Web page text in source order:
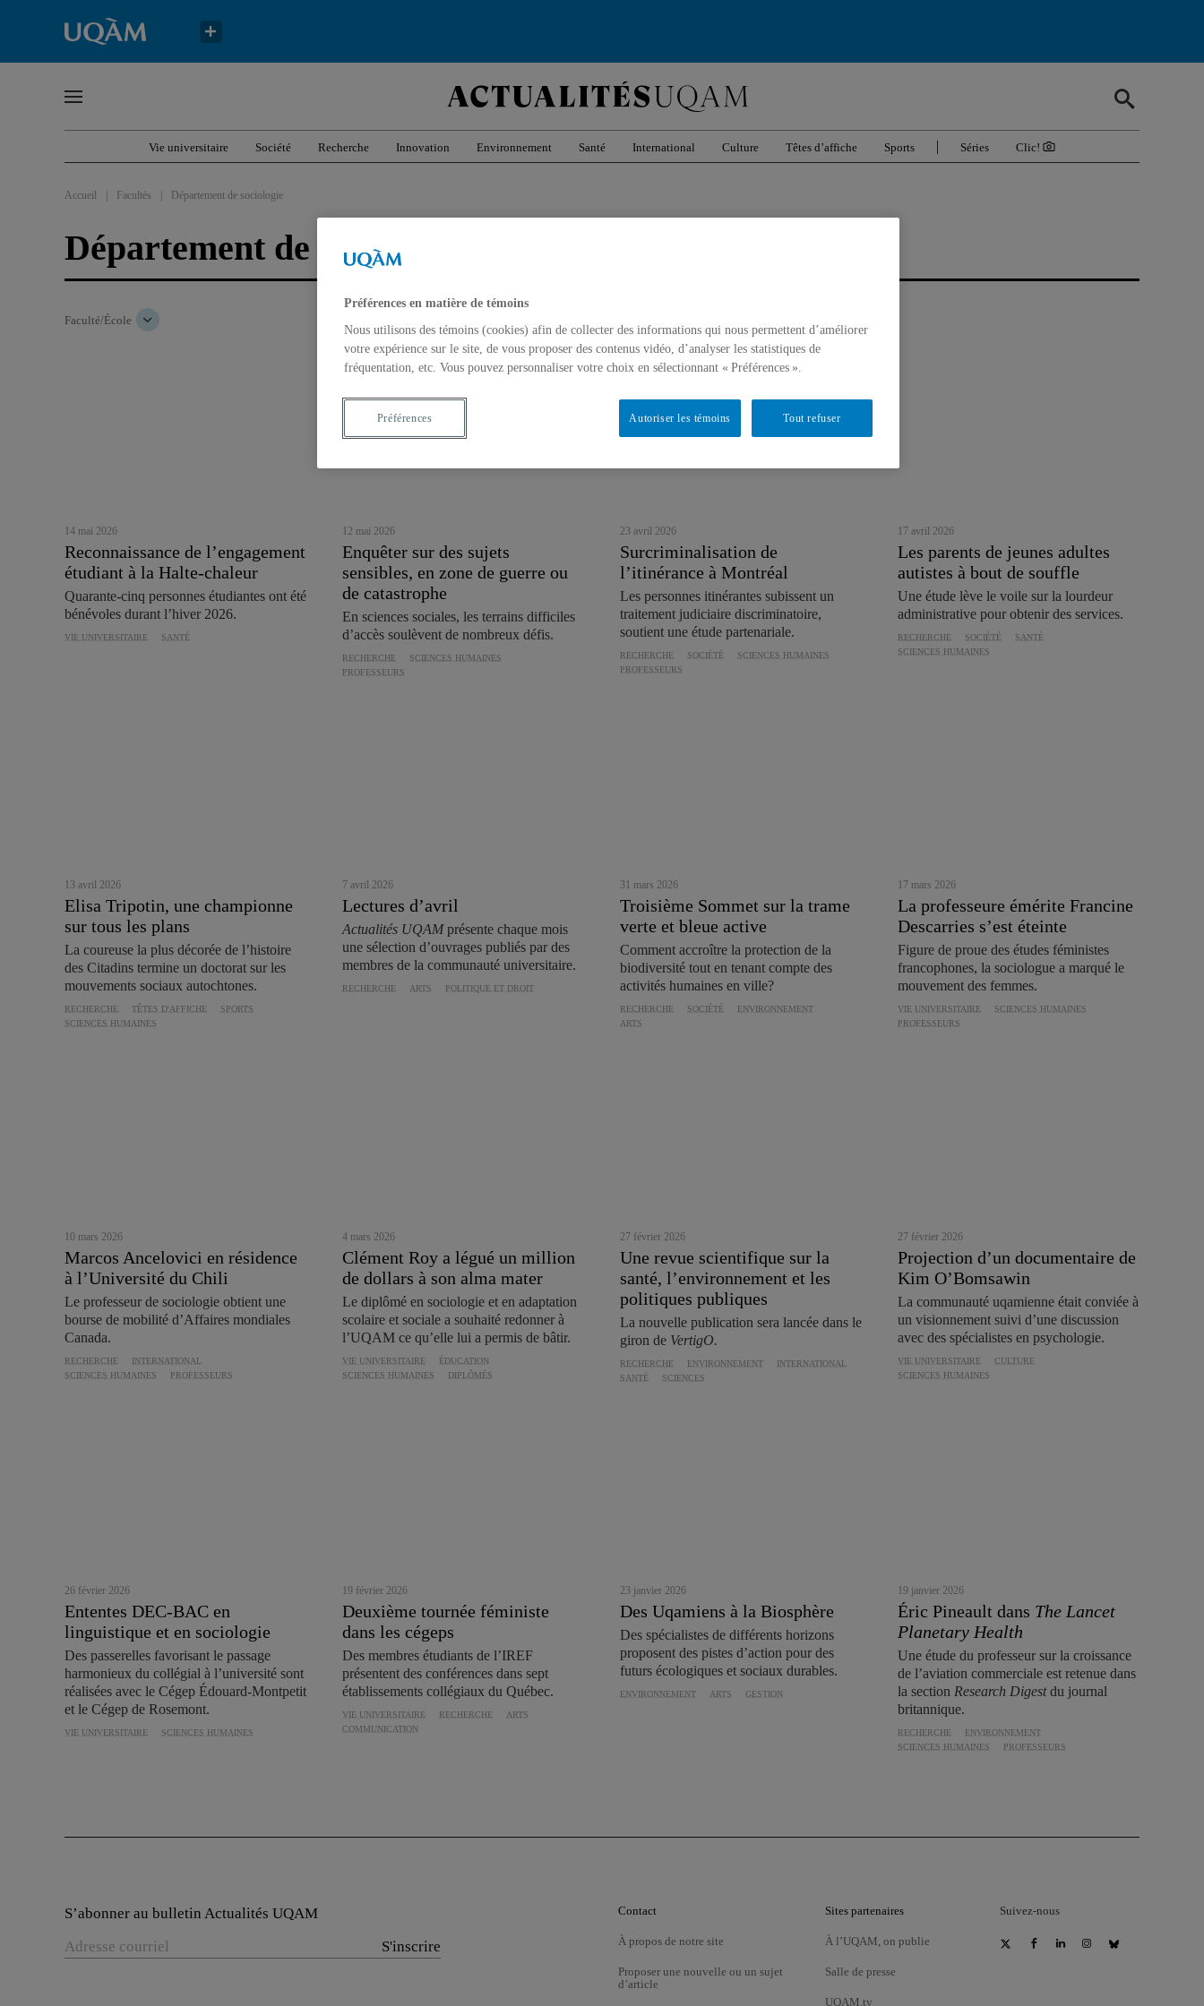
Vie universitaire Société Recherche Innovation Environnement Santé International Culture Têtes d’affiche Sports Séries Clic!
Accueil Facultés Département de sociologie
Département de sociologie
Faculté/École
14 mai 2026
Reconnaissance de l’engagement
étudiant à la Halte-chaleur
Quarante-cinq personnes étudiantes ont été
bénévoles durant l’hiver 2026.
VIE UNIVERSITAIRE SANTÉ
12 mai 2026
Enquêter sur des sujets
sensibles, en zone de guerre ou
de catastrophe
En sciences sociales, les terrains difficiles
d’accès soulèvent de nombreux défis.
RECHERCHE
SCIENCES HUMAINES
PROFESSEURS
23 avril 2026
Surcriminalisation de
l’itinérance à Montréal
Les personnes itinérantes subissent un
traitement judiciaire discriminatoire,
soutient une étude partenariale.
RECHERCHE SOCIÉTÉ
SCIENCES HUMAINES
PROFESSEURS
17 avril 2026
Les parents de jeunes adultes
autistes à bout de souffle
Une étude lève le voile sur la lourdeur
administrative pour obtenir des services.
RECHERCHE SOCIÉTÉ
SANTÉ
SCIENCES HUMAINES
13 avril 2026
Elisa Tripotin, une championne
sur tous les plans
La coureuse la plus décorée de l’histoire
des Citadins termine un doctorat sur les
mouvements sociaux autochtones.
RECHERCHE TÊTES D'AFFICHE
SPORTS
SCIENCES HUMAINES
7 avril 2026
Lectures d’avril
Actualités UQAMprésente chaque mois
une sélection d’ouvrages publiés par des
membres de la communauté universitaire.
RECHERCHE ARTS POLITIQUE ET DROIT
31 mars 2026
Troisième Sommet sur la trame
verte et bleue active
Comment accroître la protection de la
biodiversité tout en tenant compte des
activités humaines en ville?
RECHERCHE SOCIÉTÉ
ENVIRONNEMENT
ARTS
17 mars 2026
La professeure émérite Francine
Descarries s’est éteinte
Figure de proue des études féministes
francophones, la sociologue a marqué le
mouvement des femmes.
VIE UNIVERSITAIRE
SCIENCES HUMAINES
PROFESSEURS
10 mars 2026
Marcos Ancelovici en résidence
à l’Université du Chili
Le professeur de sociologie obtient une
bourse de mobilité d’Affaires mondiales
Canada.
RECHERCHE
INTERNATIONAL
SCIENCES HUMAINES
PROFESSEURS
4 mars 2026
Clément Roy a légué un million
de dollars à son alma mater
Le diplômé en sociologie et en adaptation
scolaire et sociale a souhaité redonner à
l’UQAM ce qu’elle lui a permis de bâtir.
VIE UNIVERSITAIRE
ÉDUCATION
SCIENCES HUMAINES
DIPLÔMÉS
27 février 2026
Une revue scientifique sur la
santé, l’environnement et les
politiques publiques
La nouvelle publication sera lancée dans le
giron de VertigO.
RECHERCHE ENVIRONNEMENT
INTERNATIONAL
SANTÉ
SCIENCES
27 février 2026
Projection d’un documentaire de
Kim O’Bomsawin
La communauté uqamienne était conviée à
un visionnement suivi d’une discussion
avec des spécialistes en psychologie.
VIE UNIVERSITAIRE
CULTURE
SCIENCES HUMAINES
26 février 2026
Ententes DEC-BAC en
linguistique et en sociologie
Des passerelles favorisant le passage
harmonieux du collégial à l’université sont
réalisées avec le Cégep Édouard-Montpetit
et le Cégep de Rosemont.
VIE UNIVERSITAIRE SCIENCES HUMAINES
19 février 2026
Deuxième tournée féministe
dans les cégeps
Des membres étudiants de l’IREF
présentent des conférences dans sept
établissements collégiaux du Québec.
VIE UNIVERSITAIRE RECHERCHE
ARTS
COMMUNICATION
23 janvier 2026
Des Uqamiens à la Biosphère
Des spécialistes de différents horizons
proposent des pistes d’action pour des
futurs écologiques et sociaux durables.
ENVIRONNEMENT ARTS GESTION
19 janvier 2026
Éric Pineault dans The Lancet
Planetary Health
Une étude du professeur sur la croissance
de l’aviation commerciale est retenue dans
la section Research Digestdu journal
britannique.
RECHERCHE
ENVIRONNEMENT
SCIENCES HUMAINES
PROFESSEURS
S’abonner au bulletin Actualités UQAM
S'inscrire
Contact
À propos de notre site
Proposer une nouvelle ou un sujet
d’article
Sites partenaires
À l’UQAM, on publie
Salle de presse
UQAM.tv
Suivez-nous
Préférences en matière de témoins
Nous utilisons des témoins (cookies) afin de collecter des informations qui nous permettent d’améliorer
votre expérience sur le site, de vous proposer des contenus vidéo, d’analyser les statistiques de
fréquentation, etc. Vous pouvez personnaliser votre choix en sélectionnant « Préférences ».
Tout refuser
Autoriser les témoins
Préférences